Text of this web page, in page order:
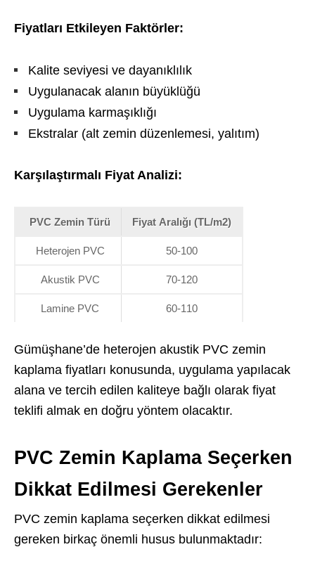
Fiyatları Etkileyen Faktörler:
Kalite seviyesi ve dayanıklılık
Uygulanacak alanın büyüklüğü
Uygulama karmaşıklığı
Ekstralar (alt zemin düzenlemesi, yalıtım)
Karşılaştırmalı Fiyat Analizi:
PVC Zemin Türü Fiyat Aralığı (TL/m2)
Heterojen PVC 50-100
Akustik PVC 70-120
Lamine PVC 60-110
Gümüşhane’de heterojen akustik PVC zemin
kaplama fiyatları konusunda, uygulama yapılacak
alana ve tercih edilen kaliteye bağlı olarak fiyat
teklifi almak en doğru yöntem olacaktır.
PVC Zemin Kaplama Seçerken
Dikkat Edilmesi Gerekenler
PVC zemin kaplama seçerken dikkat edilmesi
gereken birkaç önemli husus bulunmaktadır: